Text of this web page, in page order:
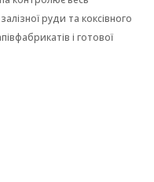
руди та коксівного
і готової